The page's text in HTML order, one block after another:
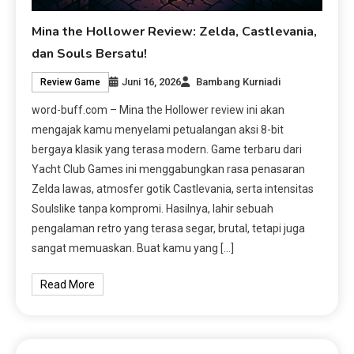
Mina the Hollower Review: Zelda, Castlevania,
dan Souls Bersatu!
Review Game Juni 16, 2026 Bambang Kurniadi
word-buff.com – Mina the Hollower review ini akan
mengajak kamu menyelami petualangan aksi 8-bit
bergaya klasik yang terasa modern. Game terbaru dari
Yacht Club Games ini menggabungkan rasa penasaran
Zelda lawas, atmosfer gotik Castlevania, serta intensitas
Soulslike tanpa kompromi. Hasilnya, lahir sebuah
pengalaman retro yang terasa segar, brutal, tetapi juga
sangat memuaskan. Buat kamu yang […]
Read More